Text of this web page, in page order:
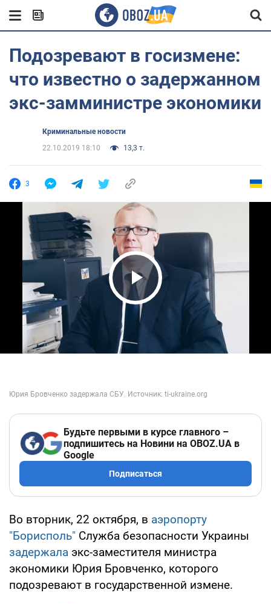
Подозревают в госизмене:
что известно о задержанном
экс-замминистре экономики
Криминальные новости
22.10.2019 18:10
13,3 т.
3
Play Video
Будьте первыми в курсе главного –
подпишитесь на Новини на OBOZ.UA в
Google
Подписаться
Во вторник, 22 октября, в аэропорту
"Борисполь" Служба безопасности Украины
задержала экс-заместителя министра
экономики Юрия Бровченко, которого
подозревают в государственной измене.